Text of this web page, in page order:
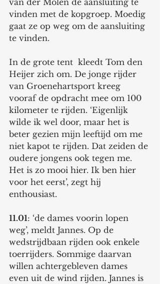
van der Molen de aansluiting te
vinden met de kopgroep. Moedig
gaat ze op weg om de aansluiting
te vinden.
In de grote tent  kleedt Tom den
Heijer zich om. De jonge rijder
van Groenehartsport kreeg
vooraf de opdracht mee om 100
kilometer te rijden. ‘Eigenlijk
wilde ik wel door, maar het is
beter gezien mijn leeftijd om me
niet kapot te rijden. Dat zeiden de
oudere jongens ook tegen me.
Het is zo mooi hier. Ik ben hier
voor het eerst’, zegt hij
enthousiast.
11.01: ‘de dames voorin lopen
weg’, meldt Jannes. Op de
wedstrijdbaan rijden ook enkele
toerrijders. Sommige daarvan
willen achtergebleven dames
even uit de wind rijden. Jannes is